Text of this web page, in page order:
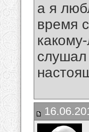
а я
время